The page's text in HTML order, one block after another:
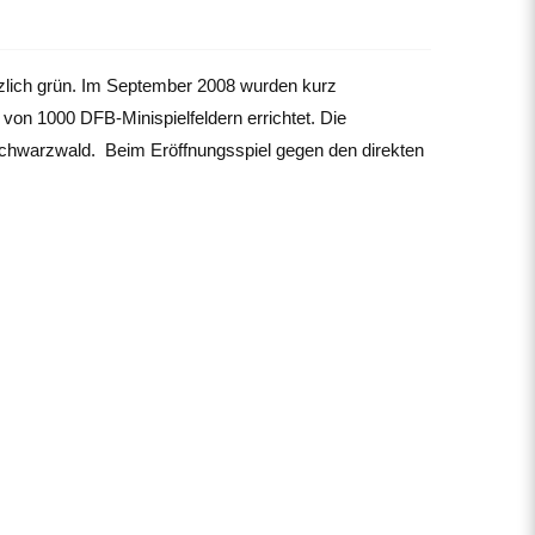
grün. Im September 2008 wurden kurz
1000 DFB-Minispielfeldern errichtet. Die
Beim Eröffnungsspiel gegen den direkten